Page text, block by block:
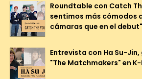
Roundtable con Catch
sentimos más cómodos
cámaras que en el debut"
Entrevista con Ha Su-
"The Matchmakers" en